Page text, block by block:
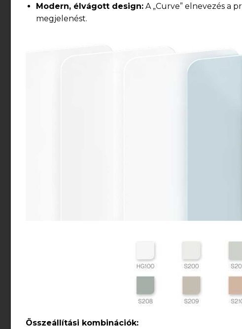
Modern, élvágott design:A „Curve” elnevezés a
megjelenést.
Összeállítási kombinációk: